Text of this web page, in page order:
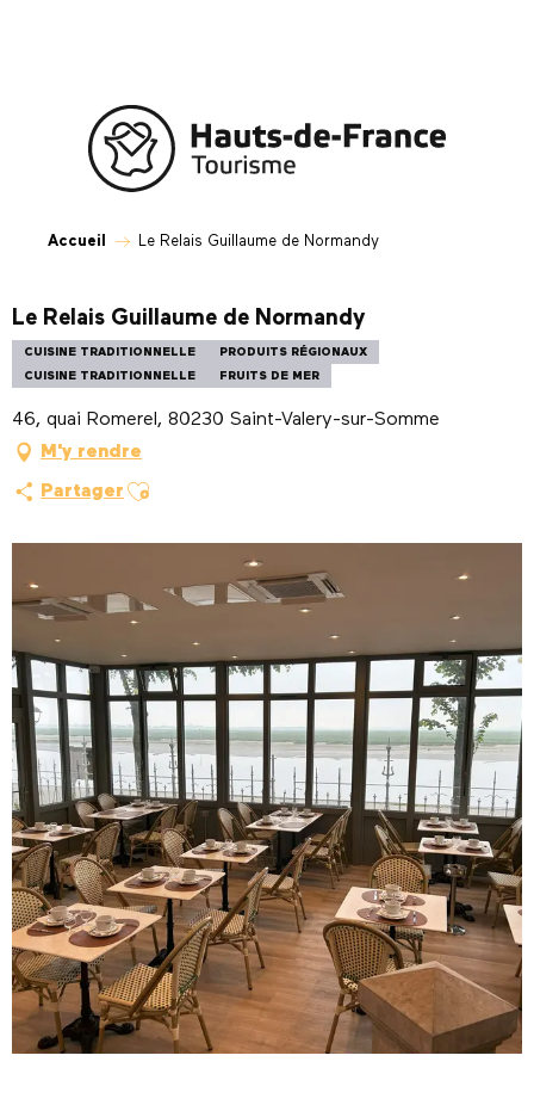
Accueil Le Relais Guillaume de Normandy
Le Relais Guillaume de Normandy
CUISINE TRADITIONNELLE
PRODUITS RÉGIONAUX
CUISINE TRADITIONNELLE
FRUITS DE MER
46, quai Romerel, 80230 Saint-Valery-sur-Somme
M'y rendre
Partager Ajouter aux favoris